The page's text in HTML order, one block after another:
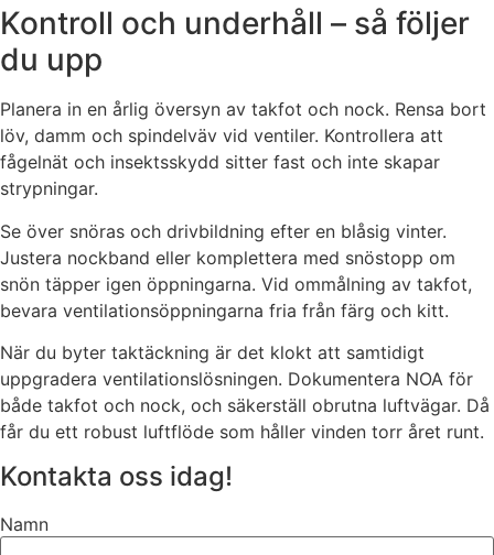
Kontroll och underhåll – så följer
du upp
Planera in en årlig översyn av takfot och nock. Rensa bort
löv, damm och spindelväv vid ventiler. Kontrollera att
fågelnät och insektsskydd sitter fast och inte skapar
strypningar.
Se över snöras och drivbildning efter en blåsig vinter.
Justera nockband eller komplettera med snöstopp om
snön täpper igen öppningarna. Vid ommålning av takfot,
bevara ventilationsöppningarna fria från färg och kitt.
När du byter taktäckning är det klokt att samtidigt
uppgradera ventilationslösningen. Dokumentera NOA för
både takfot och nock, och säkerställ obrutna luftvägar. Då
får du ett robust luftflöde som håller vinden torr året runt.
Kontakta oss idag!
Namn